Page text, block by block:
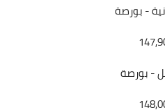
- بورصة
- بورصة